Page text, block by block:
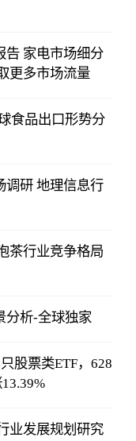
告 家电市场细分
更多市场流量
食品出口形势分
调研 地理信息行
茶行业竞争格局
分析-全球独家
股票类ETF，628
业发展规划研究